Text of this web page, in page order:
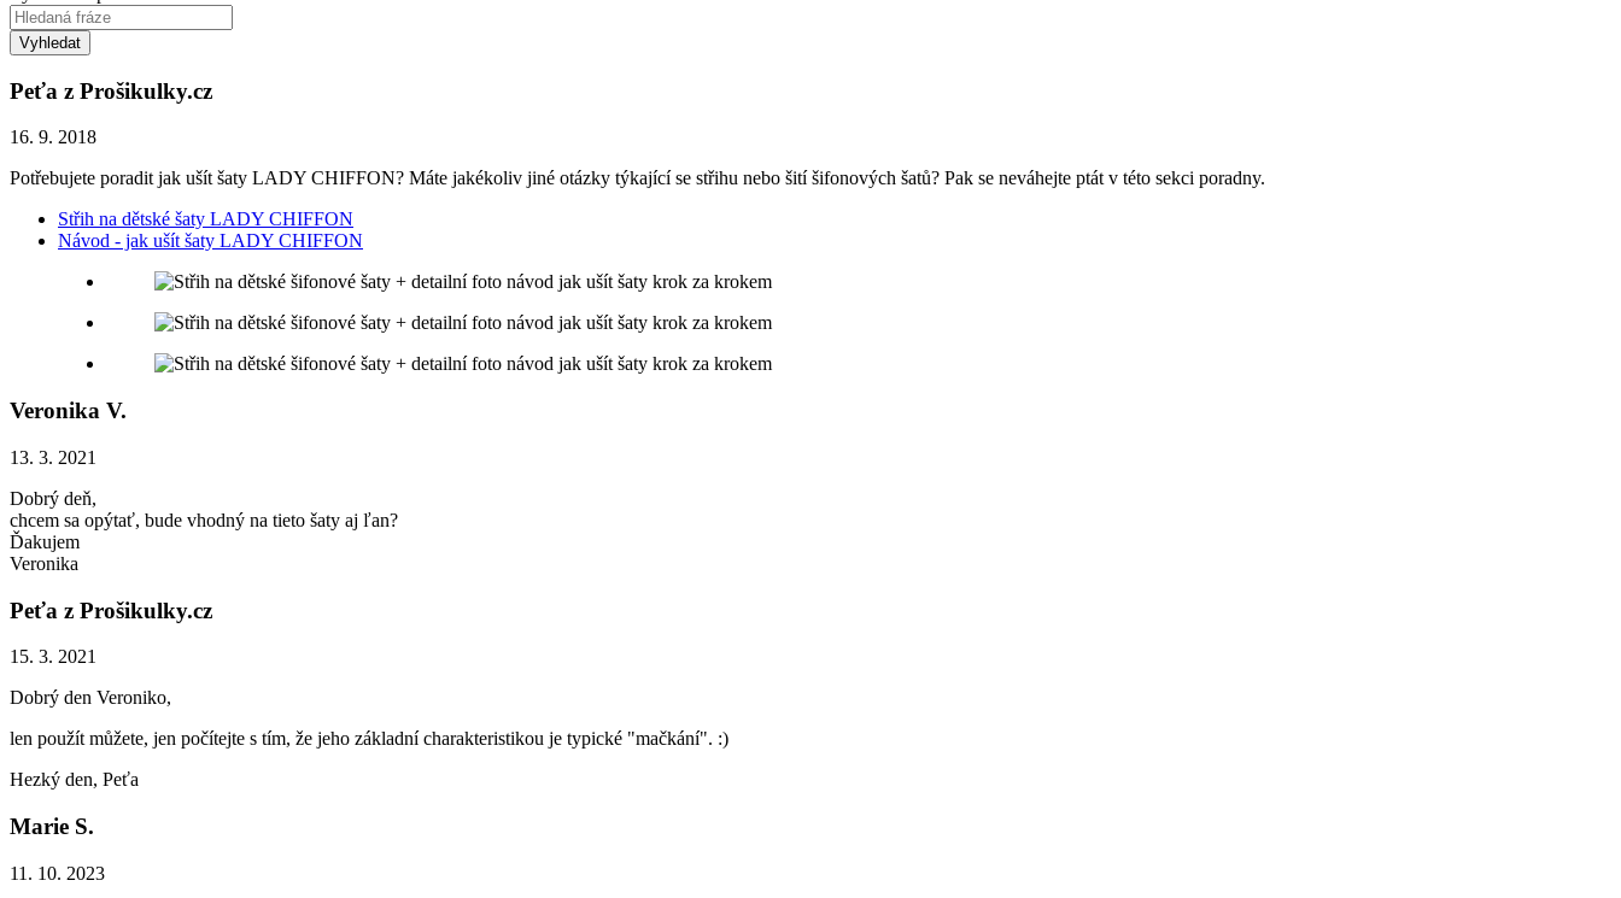
Vyhledat
Peťa z Prošikulky.cz
16. 9. 2018
Potřebujete poradit jak ušít šaty LADY CHIFFON? Máte jakékoliv jiné otázky týkající se střihu nebo šití šifonových šatů? Pak se neváhejte ptát v této sekci poradny.
Střih na dětské šaty LADY CHIFFON
Návod - jak ušít šaty LADY CHIFFON
Veronika V.
13. 3. 2021
Dobrý deň,
chcem sa opýtať, bude vhodný na tieto šaty aj ľan?
Ďakujem
Veronika
Peťa z Prošikulky.cz
15. 3. 2021
Dobrý den Veroniko,
len použít můžete, jen počítejte s tím, že jeho základní charakteristikou je typické "mačkání". :)
Hezký den, Peťa
Marie S.
11. 10. 2023